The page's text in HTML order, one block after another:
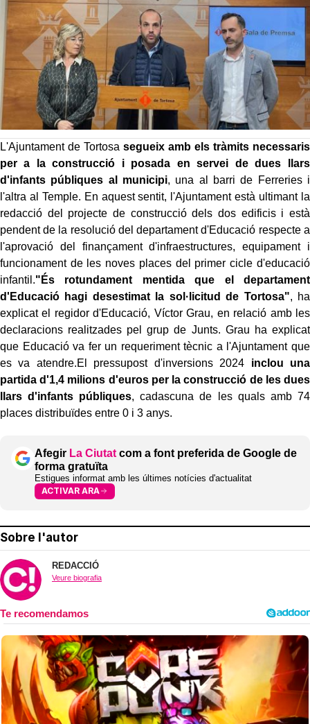
L'Ajuntament de Tortosa segueix amb els tràmits necessaris
per a la construcció i posada en servei de dues llars
d'infants públiques al municipi, una al barri de Ferreries i
l'altra al Temple. En aquest sentit, l'Ajuntament està ultimant la
redacció del projecte de construcció dels dos edificis i està
pendent de la resolució del departament d'Educació respecte a
l'aprovació del finançament d'infraestructures, equipament i
funcionament de les noves places del primer cicle d'educació
infantil."És rotundament mentida que el departament
d'Educació hagi desestimat la sol·licitud de Tortosa", ha
explicat el regidor d'Educació, Víctor Grau, en relació amb les
declaracions realitzades pel grup de Junts. Grau ha explicat
que Educació va fer un requeriment tècnic a l'Ajuntament que
es va atendre.El pressupost d'inversions 2024 inclou una
partida d'1,4 milions d'euros per la construcció de les dues
llars d'infants públiques, cadascuna de les quals amb 74
places distribuïdes entre 0 i 3 anys.
Afegir La Ciutat com a font preferida de Google de
forma gratuïta
Estigues informat amb les últimes notícies d'actualitat
ACTIVAR ARA
Sobre l'autor
REDACCIÓ
Veure biografia